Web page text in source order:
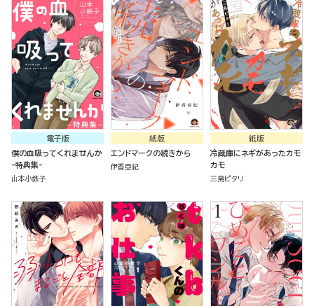
電子版
僕の血吸ってくれませんか
-特典集-
山本小鉄子
紙版
エンドマークの続きから
伊香亞紀
紙版
冷蔵庫にネギがあったカモ
カモ
三島ピタリ